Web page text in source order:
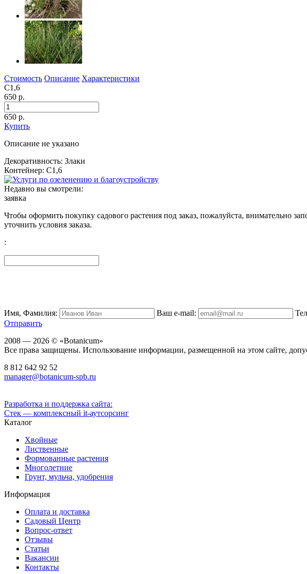
Стоимость Описание Характеристики
С1,6
650 р.
650 р.
Купить
Описание не указано
Декоративность: Злаки
Контейнер: С1,6
Недавно вы смотрели:
заявка
Чтобы оформить покупку садового растения под заказ, пожалуйста, внимательно
уточнить условия заказа.
:
Имя, Фамилия: Ваш e-mail:
Отправить
2008 — 2026 © «Botanicum»
Все права защищены. Использование информации, размещенной на этом сайте,
8 812 642 92 52
manager@botanicum-spb.ru
Разработка и поддержка сайта:
Стек — комплексный it-аутсорсинг
Каталог
Хвойные
Лиственные
Формованные растения
Многолетние
Грунт, мульча, удобрения
Информация
Оплата и доставка
Садовый Центр
Вопрос-ответ
Отзывы
Статьи
Вакансии
Контакты